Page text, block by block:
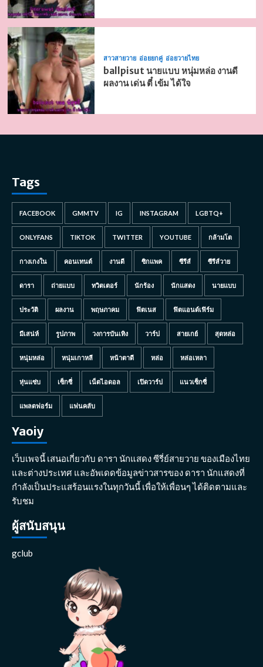
สาวสายวาย อ่อยยกคู่ อ่อยวายไทย
ballpisut นายแบบ หนุ่มหล่อ งานดี
ผลงาน เด่น ตี๋ เข้ม ได้ใจ
Tags
FACEBOOK GMMTV IG INSTAGRAM LGBTQ+
ONLYFANS TIKTOK TWITTER YOUTUBE กล้ามโต
กางเกงใน คอนเทนต์ งานดี ซิกแพค ซีรีส์ ซีรีส์วาย
ดารา ถ่ายแบบ ทวิตเตอร์ นักร้อง นักแสดง นายแบบ
ประวัติ ผลงาน พฤษภาคม ฟิตเนส ฟิตแอนด์เฟิร์ม
มีเสน่ห์ รูปภาพ วงการบันเทิง วาร์ป สายเกย์ สุดหล่อ
หนุ่มหล่อ หนุ่มเกาหลี หน้าตาดี หล่อ หล่อเหลา
หุ่นแซ่บ เซ็กซี่ เน็ตไอดอล เปิดวาร์ป แนวเซ็กซี่
แพลตฟอร์ม แฟนคลับ
Yaoiy
เว็บเพจนี้ เสนอเกี่ยวกับ ดารา นักแสดง ซีรี่ย์สายวาย ของเมืองไทย
และต่างประเทศ และอัพเดดข้อมูลข่าวสารของ ดารา นักแสดงที่
กำลังเป็นประแสร้อนแรงในทุกวันนี้ เพื่อให้เพื่อนๆ ได้ติดตามและ
รับชม
ผู้สนับสนุน
gclub